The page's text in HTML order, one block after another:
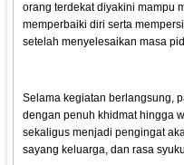
orang terdekat diyakini mampu
memperbaiki diri serta
setelah menyelesaikan masa
Selama kegiatan berlangsung,
dengan penuh khidmat hingga
sekaligus menjadi pengingat
sayang keluarga, dan rasa